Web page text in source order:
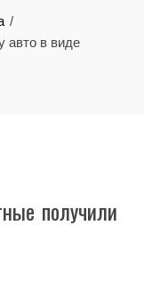
авто в виде
получили